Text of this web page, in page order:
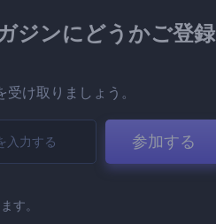
ジンにどうかご登録
け取りましょう。
参加する
す。